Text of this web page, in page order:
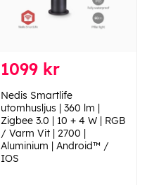
1099 kr
Nedis Smartlife
utomhusljus | 360 lm |
Zigbee 3.0 | 10 + 4 W | RGB
/ Varm Vit | 2700 |
Aluminium | Android™ /
IOS